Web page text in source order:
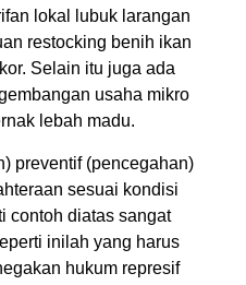
lokal lubuk larangan
restocking benih ikan
Selain itu juga ada
usaha mikro
lebah madu.
preventif (pencegahan)
sesuai kondisi
contoh diatas sangat
inilah yang harus
hukum represif